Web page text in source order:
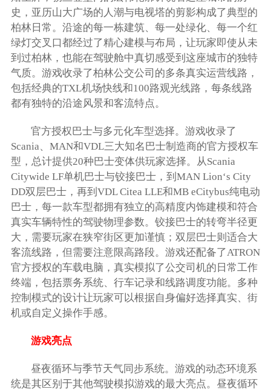
史，亚历山大广场的人潮与电视塔的剪影构成了典型的
柏林日常。沿途的每一栋建筑、每一处绿化、每一个红
绿灯交叉口都经过了精心建模与布局，让玩家即使从未
到过柏林，也能在驾驶舱中真切感受到这座城市的独特
气质。游戏收录了柏林公交公司的多条真实运营线路，
包括经典的TXL机场快线和100路观光线路，每条线路
都有独特的沿途风景和客流特点。
官方授权巴士与多元化车型选择。游戏收录了
Scania、MAN和VDL三大知名巴士制造商的官方授权车
型，总计提供20种巴士变体供玩家选择。从Scania
Citywide LF单机巴士与铰接巴士，到MAN Lion‘s City
DD双层巴士，再到VDL Citea LLE和MB eCitybus纯电动
巴士，每一款车型都拥有独立的高精度内饰建模和符合
真实车辆特性的驾驶物理参数。铰接巴士的转弯半径更
大，需要玩家在狭窄街区更加谨慎；双层巴士则适合大
客流线路，但需要注意限高路段。游戏还配备了ATRON
官方授权的车载电脑，真实模拟了公交司机的日常工作
终端，包括票务系统、行车记录和线路调度功能。多种
控制模式的设计让玩家可以根据自身偏好选择真实、街
机或自定义操作手感。
游戏亮点
昼夜循环与季节天气同步系统。游戏的动态环境系
统是其区别于其他驾驶模拟游戏的最大亮点。昼夜循环